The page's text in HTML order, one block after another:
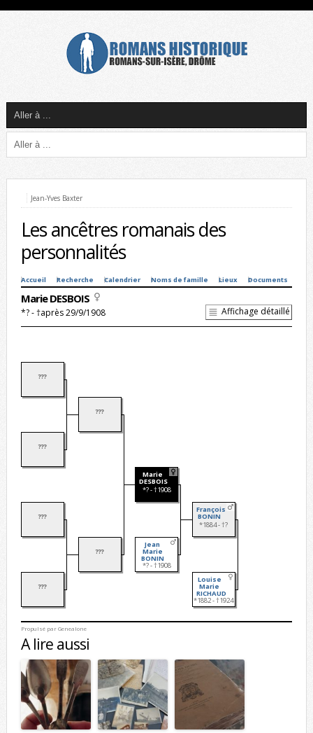
Jean-Yves Baxter
Les ancêtres romanais des
personnalités
Accueil Recherche Calendrier Noms de famille Lieux Documents
Marie DESBOIS
*? - †après 29/9/1908 Affichage détaillé
???
???
???
???
???
???
Marie
DESBOIS
*? - †1908
Jean
Marie
BONIN
*? - †1908
François
BONIN
*1884 - †?
Louise
Marie
RICHAUD
*1882 - †1924
Propulsé par Genealone
A lire aussi